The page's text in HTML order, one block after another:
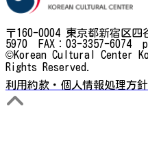
〒160-0004 東京都新宿区
5970 FAX：03-3357-6074
©Korean Cultural Center
Rights Reserved.
利用約款・個人情報処理方針